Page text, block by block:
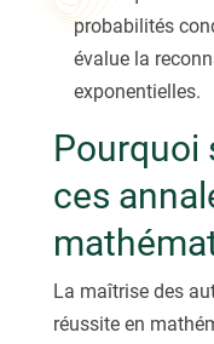
probabilités
évalue la
exponentielles.
Pourquoi
ces
La maîtrise des
réussite en